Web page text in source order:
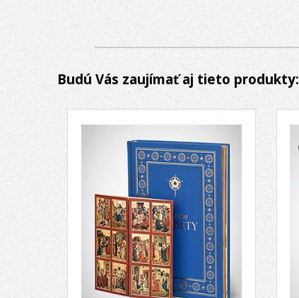
Budú Vás zaujímať aj tieto produkty: